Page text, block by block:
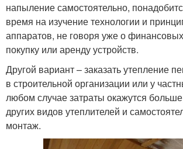
напыление самостоятельно,
время на изучение технологии и
аппаратов, не говоря уже о
покупку или аренду устройств.
Другой вариант – заказать утепление
в строительной организации или у
любом случае затраты окажутся
других видов утеплителей и
монтаж.